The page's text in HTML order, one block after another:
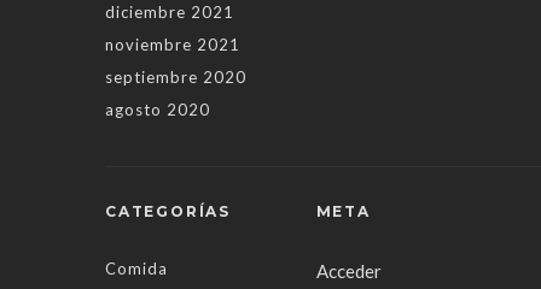
diciembre 2021
noviembre 2021
septiembre 2020
agosto 2020
CATEGORÍAS
Comida
META
Acceder